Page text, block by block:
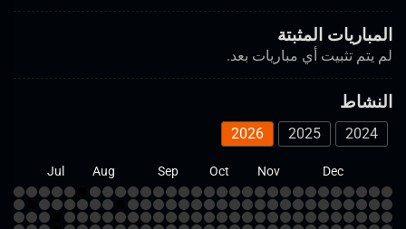
المباريات المثبتة
لم يتم تثبيت أي مباريات بعد.
النشاط
2024
2025
2026
Jul Aug Sep Oct Nov Dec